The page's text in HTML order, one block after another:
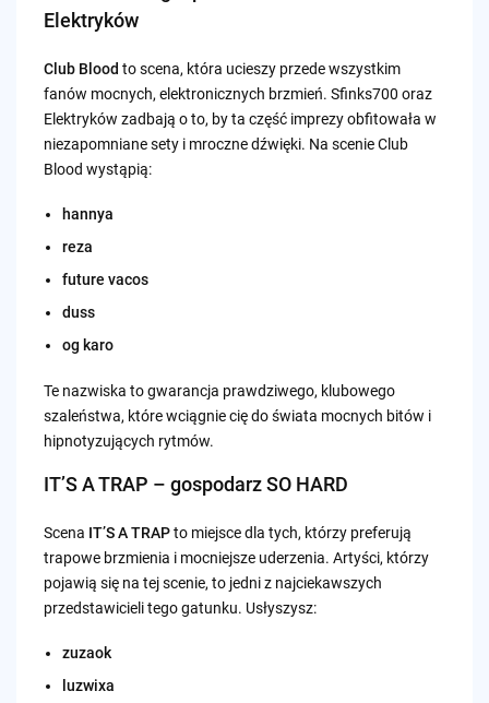
Elektryków
Club Blood to scena, która ucieszy przede wszystkim
fanów mocnych, elektronicznych brzmień. Sfinks700 oraz
Elektryków zadbają o to, by ta część imprezy obfitowała w
niezapomniane sety i mroczne dźwięki. Na scenie Club
Blood wystąpią:
hannya
reza
future vacos
duss
og karo
Te nazwiska to gwarancja prawdziwego, klubowego
szaleństwa, które wciągnie cię do świata mocnych bitów i
hipnotyzujących rytmów.
IT’S A TRAP – gospodarz SO HARD
Scena IT’S A TRAPto miejsce dla tych, którzy preferują
trapowe brzmienia i mocniejsze uderzenia. Artyści, którzy
pojawią się na tej scenie, to jedni z najciekawszych
przedstawicieli tego gatunku. Usłyszysz:
zuzaok
luzwixa